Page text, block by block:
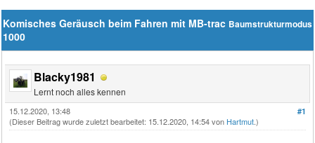
Baumstrukturmodus
Komisches Geräusch beim Fahren mit MB-trac
1000
Blacky1981
Lernt noch alles kennen
#1
15.12.2020, 13:48
(Dieser Beitrag wurde zuletzt bearbeitet: 15.12.2020, 14:54 von Hartmut.)